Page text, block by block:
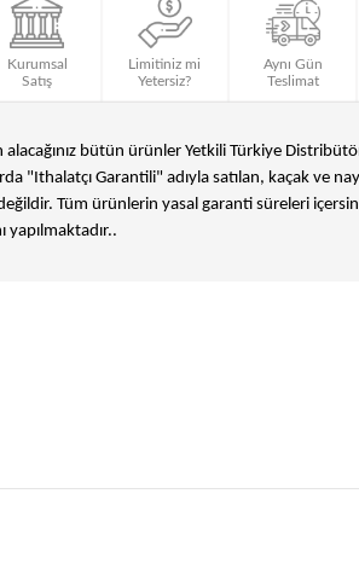
Kurumsal
Satış
Limitiniz mi
Yetersiz?
Aynı Gün
Teslimat
bütün ürünler Yetkili Türkiye
"Ithalatçı Garantili" adıyla satılan, kaçak ve
Tüm ürünlerin yasal garanti süreleri
yapılmaktadır..